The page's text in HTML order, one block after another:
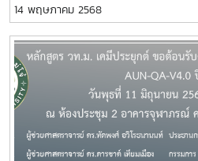
ศาสตราจารย์ ดร.ทัดพงศ์ อวิโรธนา
ช่วยศาสตราจารย์ ดร.ดารชาต์ เทีย
ดร.ณัฐต์ณิชา สุขเกษม กรรมการ
เลขานุการ
14 พฤษภาคม 2568